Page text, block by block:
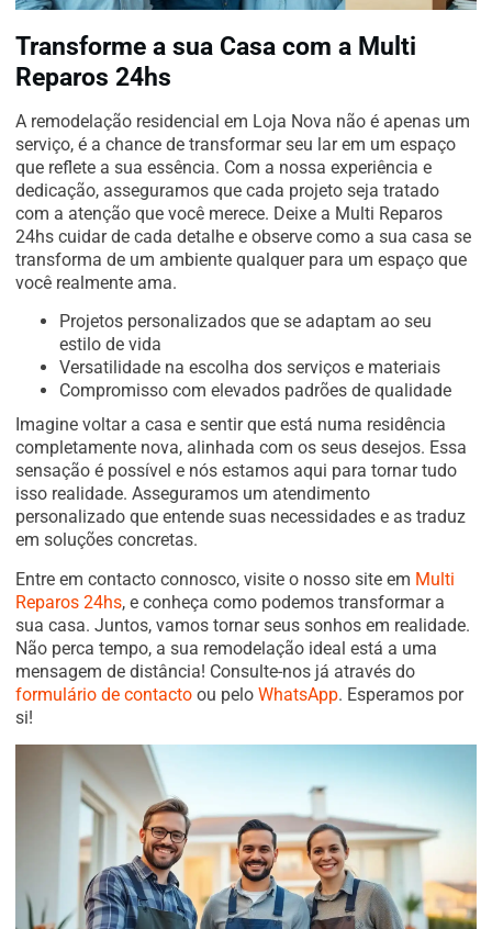
Transforme a sua Casa com a Multi
Reparos 24hs
A remodelação residencial em Loja Nova não é apenas um
serviço, é a chance de transformar seu lar em um espaço
que reflete a sua essência. Com a nossa experiência e
dedicação, asseguramos que cada projeto seja tratado
com a atenção que você merece. Deixe a Multi Reparos
24hs cuidar de cada detalhe e observe como a sua casa se
transforma de um ambiente qualquer para um espaço que
você realmente ama.
Projetos personalizados que se adaptam ao seu
estilo de vida
Versatilidade na escolha dos serviços e materiais
Compromisso com elevados padrões de qualidade
Imagine voltar a casa e sentir que está numa residência
completamente nova, alinhada com os seus desejos. Essa
sensação é possível e nós estamos aqui para tornar tudo
isso realidade. Asseguramos um atendimento
personalizado que entende suas necessidades e as traduz
em soluções concretas.
Entre em contacto connosco, visite o nosso site em Multi
Reparos 24hs, e conheça como podemos transformar a
sua casa. Juntos, vamos tornar seus sonhos em realidade.
Não perca tempo, a sua remodelação ideal está a uma
mensagem de distância! Consulte-nos já através do
formulário de contacto ou pelo WhatsApp. Esperamos por
si!